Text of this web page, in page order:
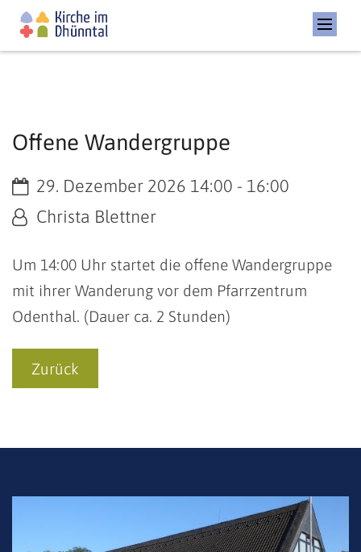
Offene Wandergruppe
Datum:
29. Dezember 2026 14:00 - 16:00
Von:Christa Blettner
Um 14:00 Uhr startet die offene Wandergruppe
mit ihrer Wanderung vor dem Pfarrzentrum
Odenthal. (Dauer ca. 2 Stunden)
Zurück